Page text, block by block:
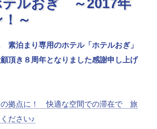
ルおぎ ～2017年
～
素泊まり専用のホテル「ホテルおぎ」
頂き８周年となりました感謝申し上げ
の拠点に！ 快適な空間での滞在で 旅
ださい♪